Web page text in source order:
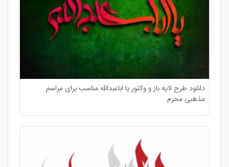
دانلود طرح لایه باز و وکتور یا اباعبدالله مناسب برای مراسم
مذهبی محرم